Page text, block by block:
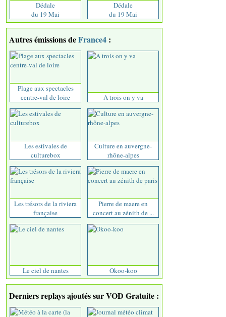
Dédale
du 19 Mai
Dédale
du 19 Mai
Autres émissions deFrance4 :
Plage aux spectacles
centre-val de loire
A trois on y va
Les estivales de
culturebox
Culture en auvergne-
rhône-alpes
Les trésors de la riviera
française
Pierre de maere en
concert au zénith de ...
Le ciel de nantes Okoo-koo
Derniers replays ajoutés sur VOD Gratuite :